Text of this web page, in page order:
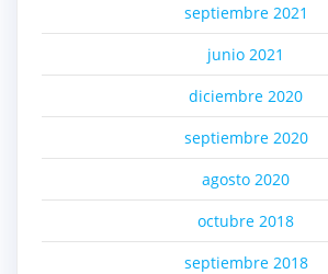
septiembre 2021
junio 2021
diciembre 2020
septiembre 2020
agosto 2020
octubre 2018
septiembre 2018